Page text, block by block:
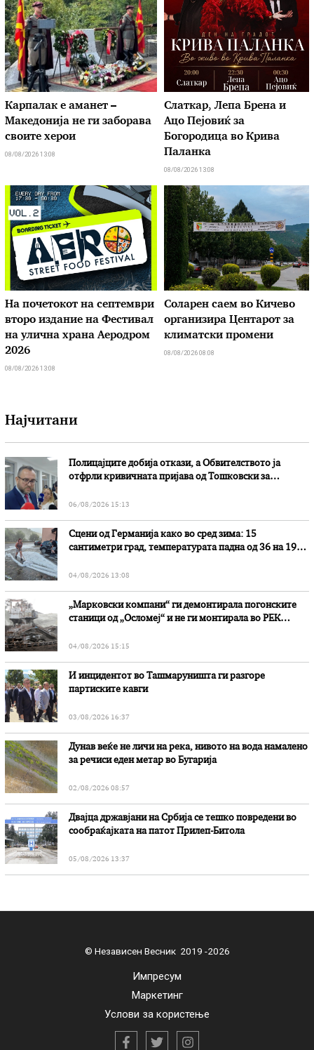
Карпалак е аманет –
Македонија не ги заборава
своите херои
08/08/2026 13:08
Слаткар, Лепа Брена и
Ацо Пејовиќ за
Богородица во Крива
Паланка
08/08/2026 13:08
На почетокот на септември
второ издание на Фестивал
на улична храна Аеродром
2026
08/08/2026 13:08
Соларен саем во Кичево
организира Центарот за
климатски промени
08/08/2026 08:08
Најчитани
Полицајците добија откази, а Обвителството ја
отфрли кривичната пријава од Тошковски за
06/08/2026 15:13
Сцени од Германија како во сред зима: 15
сантиметри град, температурата падна од 36 на 19
04/08/2026 13:08
„Марковски компани“ ги демонтирала погонските
станици од „Осломеј“ и не ги монтирала во РЕК
04/08/2026 15:15
И инцидентот во Ташмаруништa ги разгоре
партиските кавги
03/08/2026 16:37
Дунав веќе не личи на река, нивото на вода намалено
за речиси еден метар во Бугарија
02/08/2026 08:57
Двајца државјани на Србија се тешко повредени во
сообраќајката на патот Прилеп-Битола
05/08/2026 13:37
© Независен Весник 2019 -2026
Импресум
Маркетинг
Услови за користење